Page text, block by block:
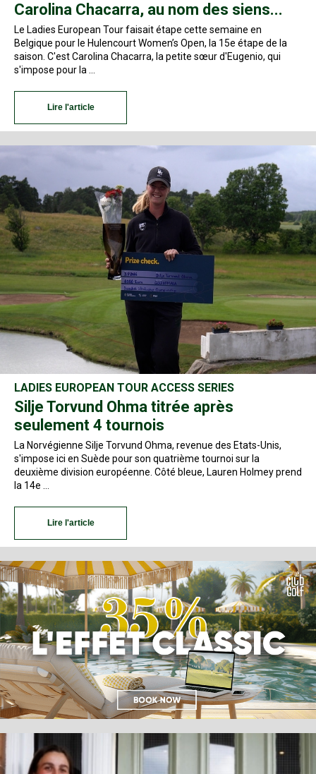
Carolina Chacarra, au nom des siens...
Le Ladies European Tour faisait étape cette semaine en
Belgique pour le Hulencourt Women’s Open, la 15e étape de la
saison. C'est Carolina Chacarra, la petite sœur d'Eugenio, qui
s'impose pour la …
Lire l'article
LADIES EUROPEAN TOUR ACCESS SERIES
Silje Torvund Ohma titrée après
seulement 4 tournois
La Norvégienne Silje Torvund Ohma, revenue des Etats-Unis,
s'impose ici en Suède pour son quatrième tournoi sur la
deuxième division européenne. Côté bleue, Lauren Holmey prend
la 14e …
Lire l'article